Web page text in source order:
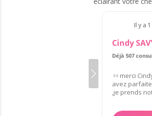
Il y a
Cindy
Déjà 507
merci
avez
,je prends